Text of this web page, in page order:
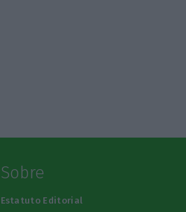
Sobre
Estatuto Editorial